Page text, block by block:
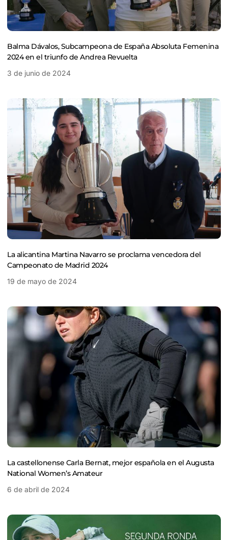
Balma Dávalos, Subcampeona de España Absoluta Femenina
2024 en el triunfo de Andrea Revuelta
3 de junio de 2024
La alicantina Martina Navarro se proclama vencedora del
Campeonato de Madrid 2024
19 de mayo de 2024
La castellonense Carla Bernat, mejor española en el Augusta
National Women’s Amateur
6 de abril de 2024